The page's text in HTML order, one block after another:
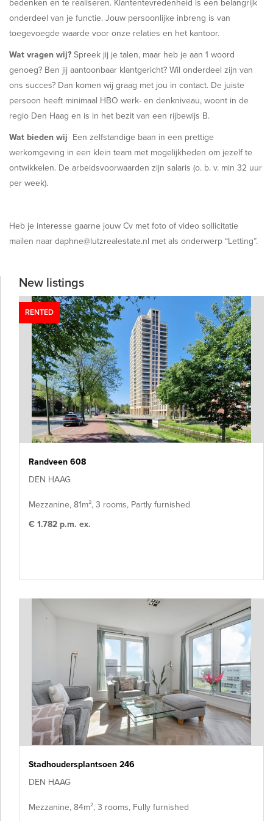
bedenken en te realiseren. Klantentevredenheid is een belangrijk
onderdeel van je functie. Jouw persoonlijke inbreng is van
toegevoegde waarde voor onze relaties en het kantoor.
Wat vragen wij? Spreek jij je talen, maar heb je aan 1 woord
genoeg? Ben jij aantoonbaar klantgericht? Wil onderdeel zijn van
ons succes? Dan komen wij graag met jou in contact. De juiste
persoon heeft minimaal HBO werk- en denkniveau, woont in de
regio Den Haag en is in het bezit van een rijbewijs B.
Wat bieden wij Een zelfstandige baan in een prettige
werkomgeving in een klein team met mogelijkheden om jezelf te
ontwikkelen. De arbeidsvoorwaarden zijn salaris (o. b. v. min 32 uur
per week).
Heb je interesse gaarne jouw Cv met foto of video sollicitatie
mailen naar daphne@lutzrealestate.nl met als onderwerp “Letting”.
New listings
RENTED
Randveen 608
DEN HAAG
Mezzanine, 81m², 3 rooms, Partly furnished
€ 1.782 p.m. ex.
Stadhoudersplantsoen 246
DEN HAAG
Mezzanine, 84m², 3 rooms, Fully furnished